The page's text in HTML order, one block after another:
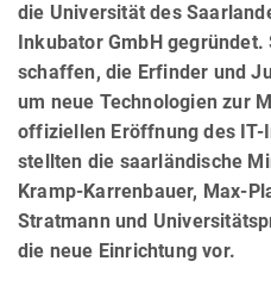
die Universität des
Inkubator GmbH
schaffen, die Erfinder und
um neue Technologien zur
offiziellen Eröffnung des
stellten die saarländische
Kramp-Karrenbauer, Max-
Stratmann und
die neue Einrichtung vor.